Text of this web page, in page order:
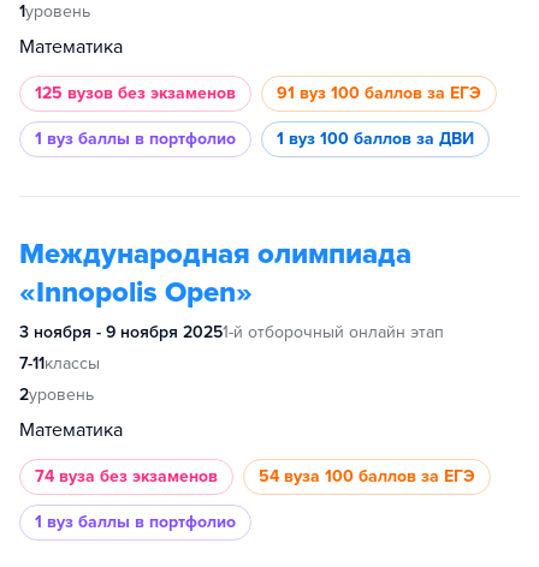
1уровень
Математика
125 вузов без экзаменов 91 вуз 100 баллов за ЕГЭ
1 вуз баллы в портфолио 1 вуз 100 баллов за ДВИ
Международная олимпиада
«Innopolis Open»
3 ноября - 9 ноября 20251-й отборочный онлайн этап
7-11классы
2уровень
Математика
74 вуза без экзаменов 54 вуза 100 баллов за ЕГЭ
1 вуз баллы в портфолио